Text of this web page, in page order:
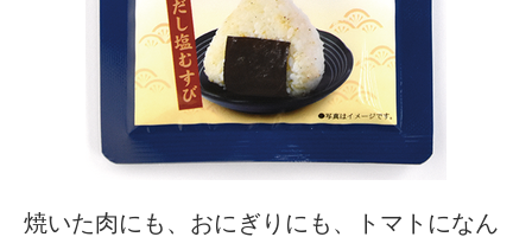
焼いた肉にも、おにぎりにも、トマトになん